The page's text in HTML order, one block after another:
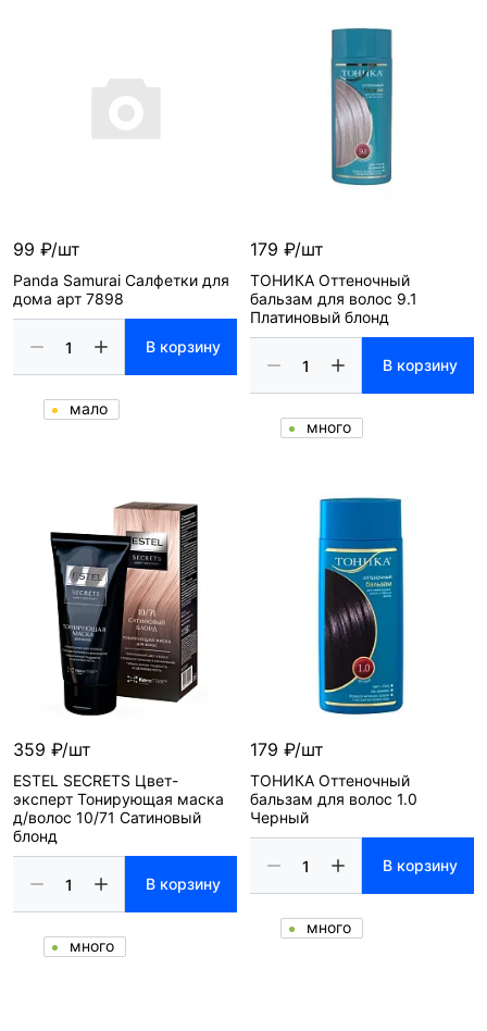
99 ₽/шт
Panda Samurai Салфетки для
дома арт 7898
В корзину
мало
179 ₽/шт
ТОНИКА Оттеночный
бальзам для волос 9.1
Платиновый блонд
В корзину
много
359 ₽/шт
ESTEL SECRETS Цвет-
эксперт Тонирующая маска
д/волос 10/71 Сатиновый
блонд
В корзину
много
179 ₽/шт
ТОНИКА Оттеночный
бальзам для волос 1.0
Черный
В корзину
много